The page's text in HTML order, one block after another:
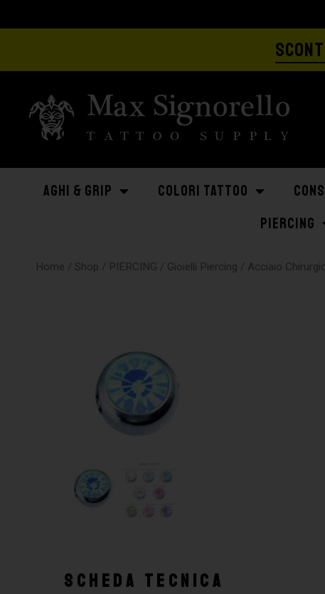
AGHI & GRIP COLORI TATTOO
PIERCING
Home / Shop / PIERCING / Gioielli Piercing / Acciaio
SCHEDA TECNICA